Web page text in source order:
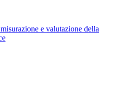
e valutazione della